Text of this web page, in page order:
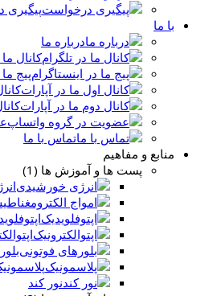
با ما
درباره ما
کانال
پیج
تماس با ما
منابع و مفاهیم
پست ها و آموزش ها (1)
نور کند